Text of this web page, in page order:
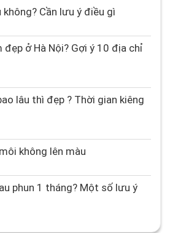
không? Cần lưu ý điều gì
môi không lên màu